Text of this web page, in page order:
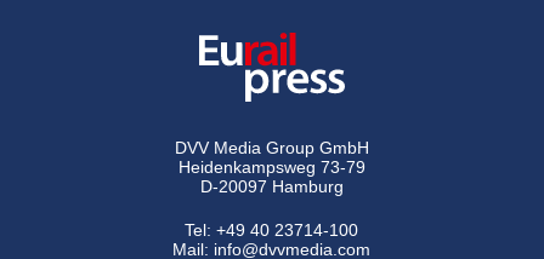
DVV Media Group GmbH
Heidenkampsweg 73-79
D-20097 Hamburg
Tel:+49 40 23714-100
Mail: info@dvvmedia.com